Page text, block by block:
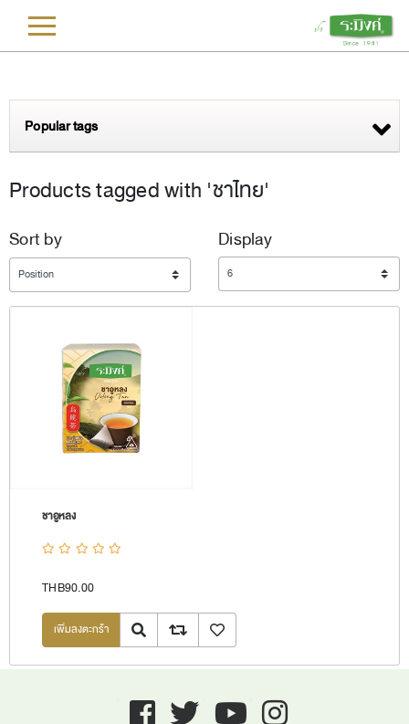
Popular tags
Products tagged with 'ชาไทย'
Sort by
Display
Display
ชาอูหลง
THB90.00
Quick ViewAdd to compare listเพิ่มลงรายการโปรด
Facebook twitter youtube instagram